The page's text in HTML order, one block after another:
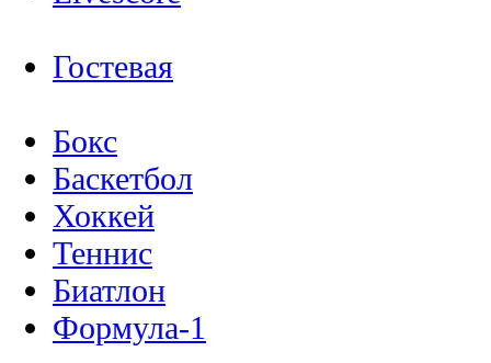
Гостевая
Бокс
Баскетбол
Хоккей
Теннис
Биатлон
Формула-1